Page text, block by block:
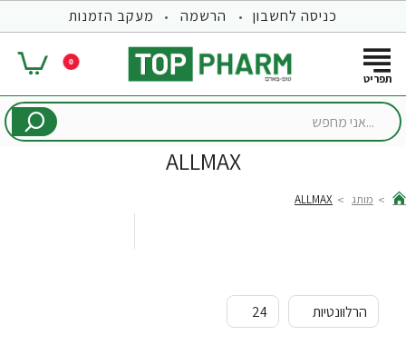
כניסה לחשבון הרשמה מעקב הזמנות
0
...אני
ALLMAX
מותג ALLMAX